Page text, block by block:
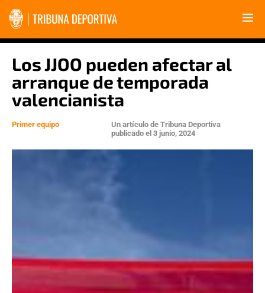
Los JJOO pueden afectar al
arranque de temporada
valencianista
Primer equipo Un artículo de Tribuna Deportiva
publicado el 3 junio, 2024